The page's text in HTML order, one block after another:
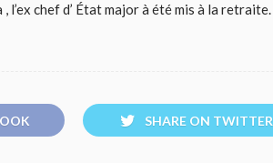
chef d’ État major à été mis à la retraite.
SHARE ON TWITTER